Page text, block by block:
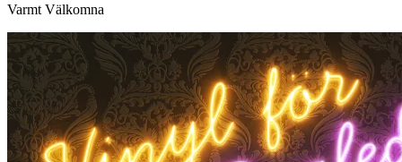
Varmt Välkomna